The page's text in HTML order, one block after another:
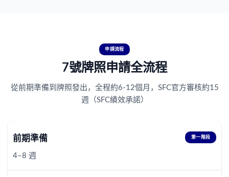
申請流程
7號牌照申請全流程
從前期準備到牌照發出，全程約6-12個月，SFC官方審核約15
週（SFC績效承諾）
前期準備
4–8 週
第一階段